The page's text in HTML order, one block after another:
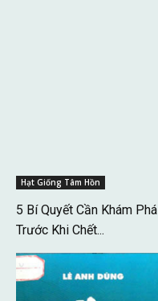
Hạt Giống Tâm Hồn
5 Bí Quyết Cần Khám Phá
Trước Khi Chết...